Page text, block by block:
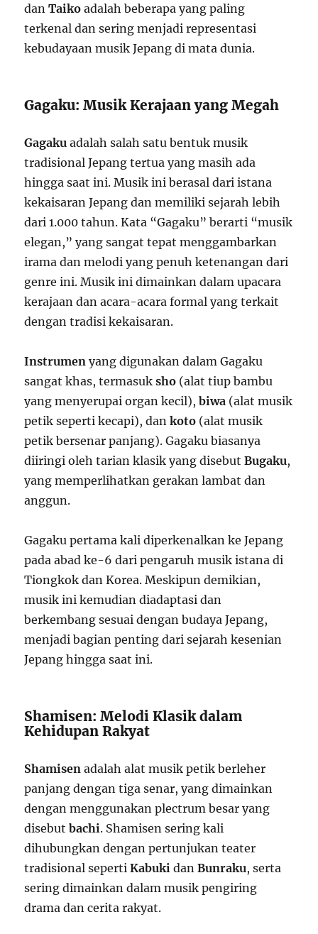
danTaiko adalah beberapa yang paling
terkenal dan sering menjadi representasi
kebudayaan musik Jepang di mata dunia.
Gagaku: Musik Kerajaan yang Megah
Gagaku adalah salah satu bentuk musik
tradisional Jepang tertua yang masih ada
hingga saat ini. Musik ini berasal dari istana
kekaisaran Jepang dan memiliki sejarah lebih
dari 1.000 tahun. Kata “Gagaku” berarti “musik
elegan,” yang sangat tepat menggambarkan
irama dan melodi yang penuh ketenangan dari
genre ini. Musik ini dimainkan dalam upacara
kerajaan dan acara-acara formal yang terkait
dengan tradisi kekaisaran.
Instrumen yang digunakan dalam Gagaku
sangat khas, termasuksho (alat tiup bambu
yang menyerupai organ kecil),biwa (alat musik
petik seperti kecapi), dankoto (alat musik
petik bersenar panjang). Gagaku biasanya
diiringi oleh tarian klasik yang disebutBugaku,
yang memperlihatkan gerakan lambat dan
anggun.
Gagaku pertama kali diperkenalkan ke Jepang
pada abad ke-6 dari pengaruh musik istana di
Tiongkok dan Korea. Meskipun demikian,
musik ini kemudian diadaptasi dan
berkembang sesuai dengan budaya Jepang,
menjadi bagian penting dari sejarah kesenian
Jepang hingga saat ini.
Shamisen: Melodi Klasik dalam
Kehidupan Rakyat
Shamisen adalah alat musik petik berleher
panjang dengan tiga senar, yang dimainkan
dengan menggunakan plectrum besar yang
disebutbachi. Shamisen sering kali
dihubungkan dengan pertunjukan teater
tradisional sepertiKabuki danBunraku, serta
sering dimainkan dalam musik pengiring
drama dan cerita rakyat.